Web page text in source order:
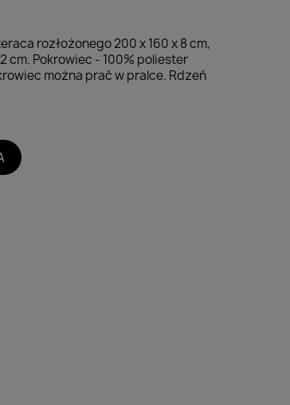
rozłożonego 200 x 160 x 8 cm,
cm. Pokrowiec - 100% poliester
można prać w pralce. Rdzeń